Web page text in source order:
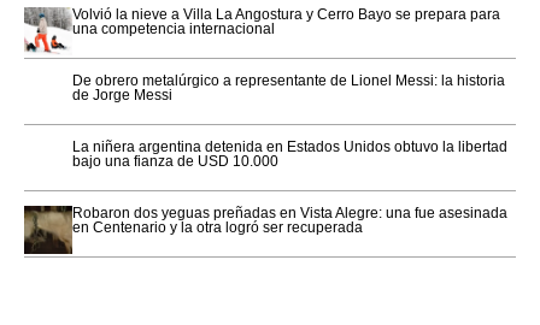
Volvió la nieve a Villa La Angostura y Cerro Bayo se prepara para
una competencia internacional
De obrero metalúrgico a representante de Lionel Messi: la historia
de Jorge Messi
La niñera argentina detenida en Estados Unidos obtuvo la libertad
bajo una fianza de USD 10.000
Robaron dos yeguas preñadas en Vista Alegre: una fue asesinada
en Centenario y la otra logró ser recuperada